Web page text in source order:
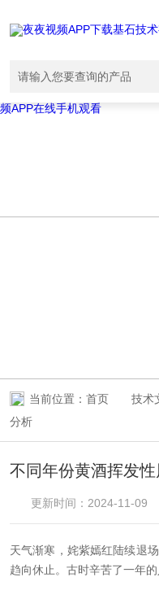
/www/wwwroot/T1.COM/
file_put_contents(./
failed to open stream: No
/www/wwwroot/T1.COM/
夜夜视频APP下载,夜夜爽视频
频APP在线手机观看
当前位置： 首页 技术
分析
不同年份黄酒挥发
更新时间：2024-11-09
天气渐寒，姹紫嫣红陆续退
趋向休止。古时辛苦了一年